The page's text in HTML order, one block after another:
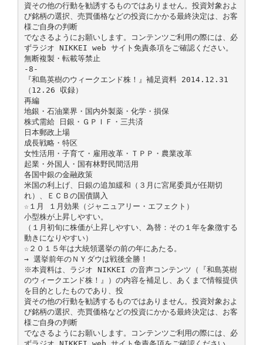
資その他の行動を勧誘するものではありません。投資対象およ
び銘柄の選択、売買価格などの投資にかかる最終決定は、お客
様ご自身の判断
でなさるようにお願いします。コンテンツご利用の際には、必
ずラジオ NIKKEI web サイト免責条項をご確認ください。
無断複製・転載等禁止
-8-
『和島英樹のウィークエンド株！』補足資料 2014.12.31
（12.26 収録）
再編
地銀・石油業界・国内外製薬・化学・損保
株式需給 日銀・ＧＰＩＦ・三共済
日本郵政上場
成長戦略・特区
女性活用・子育て・雇用改革・ＴＰＰ・農業改革
起業・外国人・国有林野民間活用
各国中銀の金融政策
米国の利上げ、日銀の追加緩和（３月に宮尾委員が任期切
れ）、ＥＣＢの国債購入
☆１月 １月効果（ジャニュアリー・エフェクト）
小型株が上昇しやすい。
（１月初旬に株価が上昇しやすい、為替：その１年を象徴する
動きになりやすい）
☆２０１５年は大統領選挙の前の年にあたる。
→ 選挙前年のＮＹダウは戦後全勝！
※本資料は、ラジオ NIKKEI の音声コンテンツ（『和島英樹
のウィークエンド株！』）の内容を補足し、あくまで情報提供
を目的としたものであり、投
資その他の行動を勧誘するものではありません。投資対象およ
び銘柄の選択、売買価格などの投資にかかる最終決定は、お客
様ご自身の判断
でなさるようにお願いします。コンテンツご利用の際には、必
ずラジオ NIKKEI web サイト免責条項をご確認ください。